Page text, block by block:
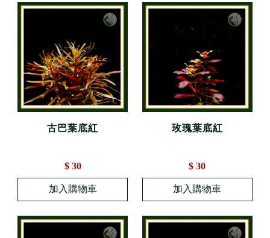
古巴葉底紅
$ 30
玫瑰葉底紅
$ 30